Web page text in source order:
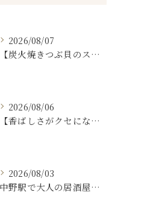
2026/08/07
【炭火焼きつぶ貝のスパニッシュアヒージョ🐚🔥】
2026/08/06
【香ばしさがクセになる。
2026/08/03
中野駅で大人の居酒屋をお探しならぜひワラテルへ！